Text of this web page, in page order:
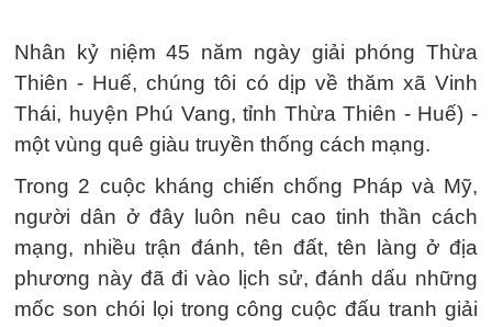
Nhân kỷ niệm 45 năm ngày giải phóng Thừa
Thiên - Huế, chúng tôi có dịp về thăm xã Vinh
Thái, huyện Phú Vang, tỉnh Thừa Thiên - Huế) -
một vùng quê giàu truyền thống cách mạng.
Trong 2 cuộc kháng chiến chống Pháp và Mỹ,
người dân ở đây luôn nêu cao tinh thần cách
mạng, nhiều trận đánh, tên đất, tên làng ở địa
phương này đã đi vào lịch sử, đánh dấu những
mốc son chói lọi trong công cuộc đấu tranh giải